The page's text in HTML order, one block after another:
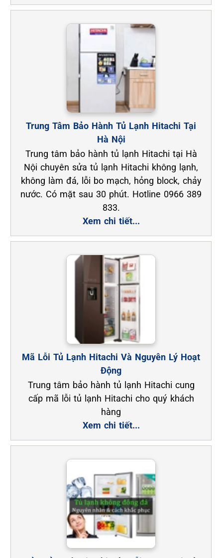
Trung Tâm Bảo Hành Tủ Lạnh Hitachi Tại
Hà Nội
Trung tâm bảo hành tủ lạnh Hitachi tại Hà
Nội chuyên sửa tủ lạnh Hitachi không lạnh,
không làm đá, lỗi bo mạch, hỏng block, chảy
nước. Có mặt sau 30 phút. Hotline 0966 389
833.
Xem chi tiết...
Mã Lỗi Tủ Lạnh Hitachi Và Nguyên Lý Hoạt
Động
Trung tâm bảo hành tủ lạnh Hitachi cung
cấp mã lỗi tủ lạnh Hitachi cho quý khách
hàng
Xem chi tiết...